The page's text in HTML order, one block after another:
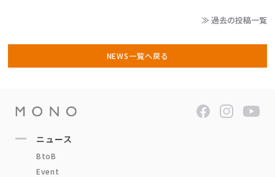
≫ 過去の投稿一覧
NEWS一覧へ戻る
ニュース
BtoB
Event